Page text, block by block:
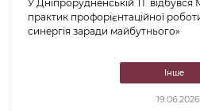
У Дніпрорудненській ТГ
практик профорієнтаційної
синергія заради майбутнього»
Інше
19.06.2026